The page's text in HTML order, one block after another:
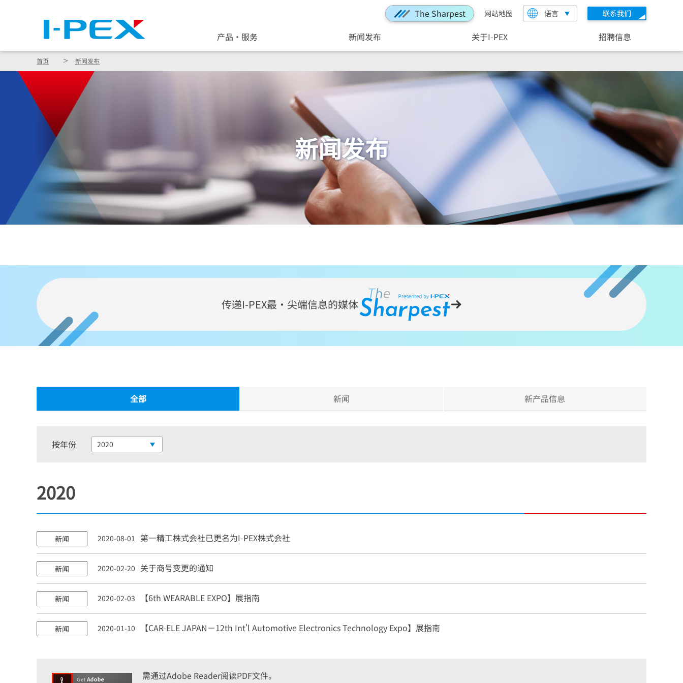
The Sharpest 网站地图 语言 联系我们
产品・服务 新闻发布 关于I-PEX 招聘信息
首页 新闻发布
新闻发布
传递I-PEX最・尖端信息的媒体
全部 新闻 新产品信息
按年份 2020
2020
新闻 2020-08-01 第一精工株式会社已更名为I-PEX株式会社
新闻 2020-02-20 关于商号变更的通知
新闻 2020-02-03 【6th WEARABLE EXPO】展指南
新闻 2020-01-10 【CAR-ELE JAPAN－12th Int'l Automotive Electronics Technology Expo】展指南
需通过Adobe Reader阅读PDF文件。